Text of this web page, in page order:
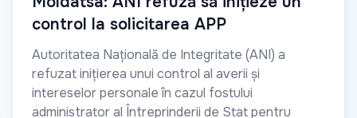
control la solicitarea APP
Autoritatea Națională de Integritate (ANI) a
refuzat inițierea unui control al averii și
intereselor personale în cazul fostului
administrator al Întreprinderii de Stat pentru